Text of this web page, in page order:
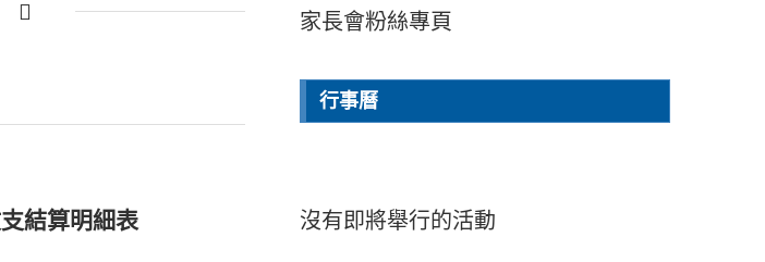
結算明細表
家長會粉絲專頁
行事曆
沒有即將舉行的活動